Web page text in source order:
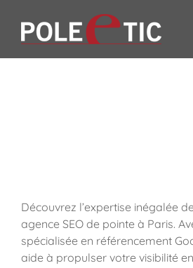
contenu
Découvrez l’expertise inégalée
agence SEO de pointe à Paris.
spécialisée en référencement
aide à propulser votre visibilité